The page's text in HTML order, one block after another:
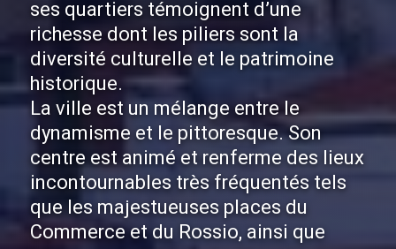
ses quartiers témoignent d’une
richesse dont les piliers sont la
diversité culturelle et le patrimoine
historique.
La ville est un mélange entre le
dynamisme et le pittoresque. Son
centre est animé et renferme des lieux
incontournables très fréquentés tels
que les majestueuses places du
Commerce et du Rossio, ainsi que